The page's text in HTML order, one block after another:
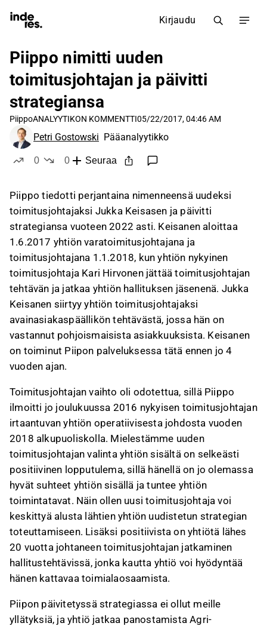
Kirjaudu
Piippo nimitti uuden
toimitusjohtajan ja päivitti
strategiansa
PiippoANALYYTIKON KOMMENTTI05/22/2017, 04:46 AM
Petri Gostowski Pääanalyytikko
0
0
Seuraa
Piippo tiedotti perjantaina nimenneensä uudeksi
toimitusjohtajaksi Jukka Keisasen ja päivitti
strategiansa vuoteen 2022 asti. Keisanen aloittaa
1.6.2017 yhtiön varatoimitusjohtajana ja
toimitusjohtajana 1.1.2018, kun yhtiön nykyinen
toimitusjohtaja Kari Hirvonen jättää toimitusjohtajan
tehtävän ja jatkaa yhtiön hallituksen jäsenenä. Jukka
Keisanen siirtyy yhtiön toimitusjohtajaksi
avainasiakaspäällikön tehtävästä, jossa hän on
vastannut pohjoismaisista asiakkuuksista. Keisanen
on toiminut Piipon palveluksessa tätä ennen jo 4
vuoden ajan.
Toimitusjohtajan vaihto oli odotettua, sillä Piippo
ilmoitti jo joulukuussa 2016 nykyisen toimitusjohtajan
irtaantuvan yhtiön operatiivisesta johdosta vuoden
2018 alkupuoliskolla. Mielestämme uuden
toimitusjohtajan valinta yhtiön sisältä on selkeästi
positiivinen lopputulema, sillä hänellä on jo olemassa
hyvät suhteet yhtiön sisällä ja tuntee yhtiön
toimintatavat. Näin ollen uusi toimitusjohtaja voi
keskittyä alusta lähtien yhtiön uudistetun strategian
toteuttamiseen. Lisäksi positiivista on yhtiötä lähes
20 vuotta johtaneen toimitusjohtajan jatkaminen
hallitustehtävissä, jonka kautta yhtiö voi hyödyntää
hänen kattavaa toimialaosaamista.
Piipon päivitetyssä strategiassa ei ollut meille
yllätyksiä, ja yhtiö jatkaa panostamista Agri-